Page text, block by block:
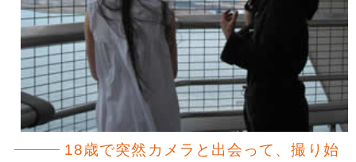
18歳で突然カメラと出会って、撮り始